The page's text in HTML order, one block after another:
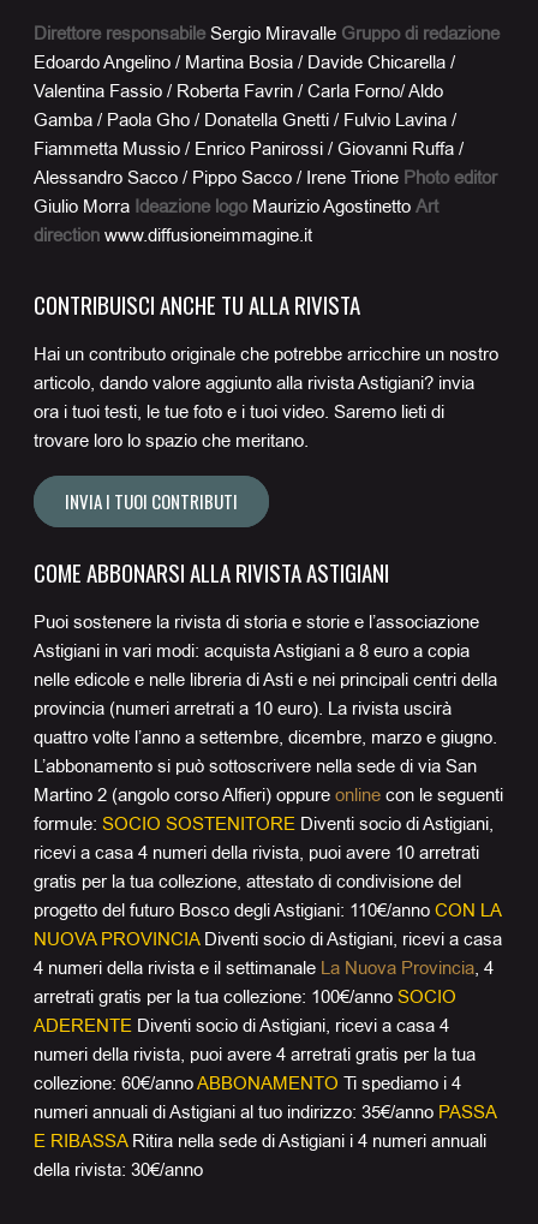
Direttore responsabile Sergio Miravalle Gruppo di redazione
Edoardo Angelino / Martina Bosia / Davide Chicarella /
Valentina Fassio / Roberta Favrin / Carla Forno/ Aldo
Gamba / Paola Gho / Donatella Gnetti / Fulvio Lavina /
Fiammetta Mussio / Enrico Panirossi / Giovanni Ruffa /
Alessandro Sacco / Pippo Sacco / Irene Trione Photo editor
Giulio Morra Ideazione logo Maurizio Agostinetto Art
direction www.diffusioneimmagine.it
CONTRIBUISCI ANCHE TU ALLA RIVISTA
Hai un contributo originale che potrebbe arricchire un nostro
articolo, dando valore aggiunto alla rivista Astigiani? invia
ora i tuoi testi, le tue foto e i tuoi video. Saremo lieti di
trovare loro lo spazio che meritano.
INVIA I TUOI CONTRIBUTI
COME ABBONARSI ALLA RIVISTA ASTIGIANI
Puoi sostenere la rivista di storia e storie e l’associazione
Astigiani in vari modi: acquista Astigiani a 8 euro a copia
nelle edicole e nelle libreria di Asti e nei principali centri della
provincia (numeri arretrati a 10 euro). La rivista uscirà
quattro volte l’anno a settembre, dicembre, marzo e giugno.
L’abbonamento si può sottoscrivere nella sede di via San
Martino 2 (angolo corso Alfieri) oppureonline con le seguenti
formule:SOCIO SOSTENITORE Diventi socio di Astigiani,
ricevi a casa 4 numeri della rivista, puoi avere 10 arretrati
gratis per la tua collezione, attestato di condivisione del
progetto del futuro Bosco degli Astigiani: 110€/annoCON LA
NUOVA PROVINCIADiventi socio di Astigiani, ricevi a casa
4 numeri della rivista e il settimanale La Nuova Provincia, 4
arretrati gratis per la tua collezione: 100€/annoSOCIO
ADERENTE Diventi socio di Astigiani, ricevi a casa 4
numeri della rivista, puoi avere 4 arretrati gratis per la tua
collezione: 60€/annoABBONAMENTO Ti spediamo i 4
numeri annuali di Astigiani al tuo indirizzo: 35€/anno PASSA
E RIBASSARitira nella sede di Astigiani i 4 numeri annuali
della rivista: 30€/anno